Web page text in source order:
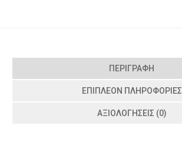
ΠΕΡΙΓΡΑΦΉ
ΕΠΙΠΛΈΟΝ ΠΛΗΡΟΦΟΡΊΕΣ
ΑΞΙΟΛΟΓΉΣΕΙΣ (0)